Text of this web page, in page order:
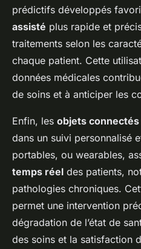
prédictifs développés
assisté plus rapide et
traitements selon les
chaque patient. Cette
données médicales
de soins et à anticiper les
Enfin, les objets connectés
dans un suivi personnalisé
portables, ou wearables,
temps réel des patients,
pathologies chroniques.
permet une intervention
dégradation de l’état de
des soins et la satisfaction